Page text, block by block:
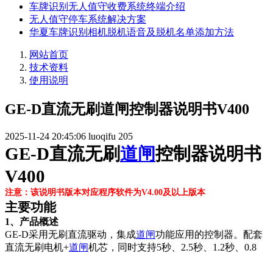
车牌识别无人值守收费系统终端介绍
无人值守停车系统解决方案
华夏车牌识别相机脱机语音及脱机名单添加方法
网站首页
技术资料
使用说明
GE-D直流无刷道闸控制器说明书V400
2025-11-24 20:45:06 luoqifu 205
GE-D直流无刷道闸控制器说明书
V400
注意：该说明书版本对应程序软件为V4.00及以上版本
主要功能
1、产品概述
GE-D采用无刷直流驱动，集成道闸功能应用的控制器。配套
直流无刷电机+道闸机芯，同时支持5秒、2.5秒、1.2秒、0.8